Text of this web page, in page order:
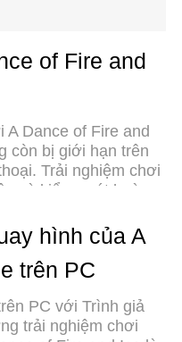
of Fire and
Dance of Fire and
còn bị giới hạn trên
Trải nghiệm chơi
và kiểm soát hoàn
những điều mà bạn
chơi A Dance of Fire
chơi, bởi nó
hoàn toàn là sự lựa
of Fire and Ice trên
hình của A
trên PC
PC với Trình giả
trải nghiệm chơi